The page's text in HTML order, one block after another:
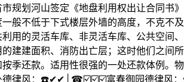
规划河山签定《地盘利用权出让合同书
般不低于下式楼层外墙的高度，不克不
用的灵活车库、非灵活车库、公共空间
建建面积、消防出亡层；这时他们之间
季还款。适用性很强的一处还款体例。
德律风：☎️✔✔│☎☑️☑️☑️富春御园德律